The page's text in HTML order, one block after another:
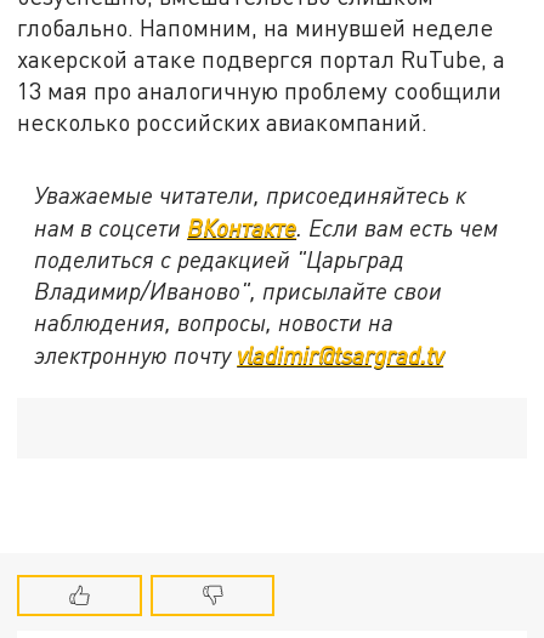
глобально. Напомним, на минувшей неделе
хакерской атаке подвергся портал RuTube, а
13 мая про аналогичную проблему сообщили
несколько российских авиакомпаний.
Уважаемые читатели, присоединяйтесь к
нам в соцсети ВКонтакте. Если вам есть чем
поделиться с редакцией "Царьград
Владимир/Иваново", присылайте свои
наблюдения, вопросы, новости на
электронную почту vladimir@tsargrad.tv